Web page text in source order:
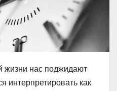
жизни нас поджидают
интерпретировать как